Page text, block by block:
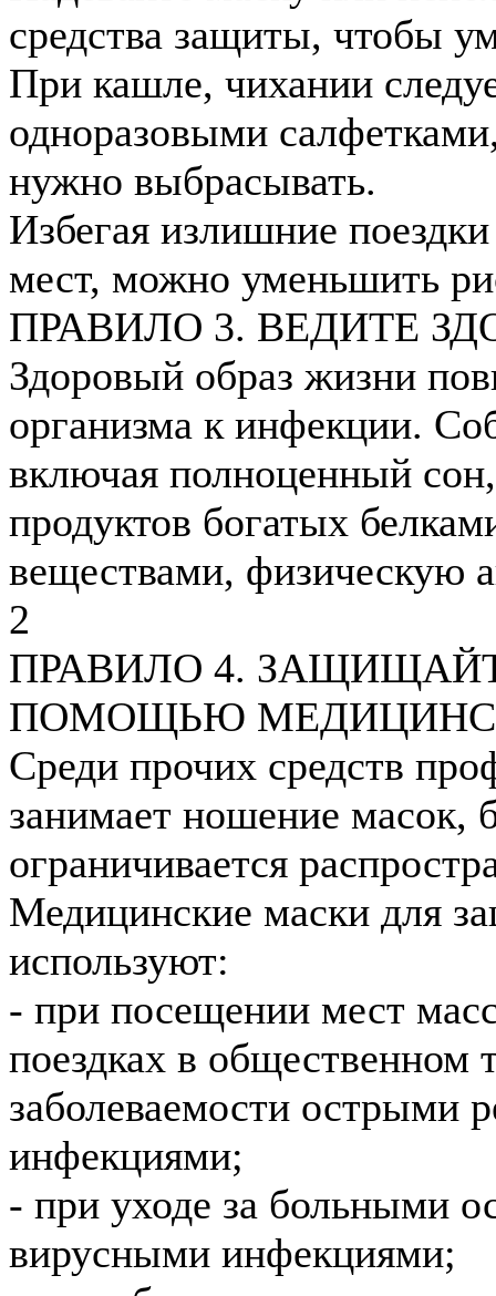
средства защиты, чтобы
При кашле, чихании
одноразовыми
нужно выбрасывать.
Избегая излишние
мест, можно уменьшить
ПРАВИЛО 3. ВЕДИТЕ
Здоровый образ жизни
организма к инфекции.
включая полноценный
продуктов богатых
веществами, физическую
2
ПРАВИЛО 4.
ПОМОЩЬЮ
Среди прочих средств
занимает ношение масок,
ограничивается
Медицинские маски для
используют:
- при посещении мест
поездках в общественном
заболеваемости острыми
инфекциями;
- при уходе за больными
вирусными инфекциями;